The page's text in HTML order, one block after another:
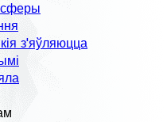
з'яўляюцца